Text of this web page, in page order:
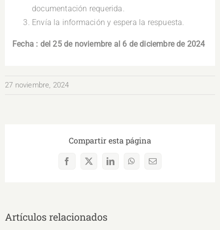
documentación requerida.
Envía la información y espera la respuesta.
Fecha : del 25 de noviembre al 6 de diciembre de 2024
27 noviembre, 2024
Compartir esta página
Facebook
X LinkedInWhatsAppCorreo
Artículos relacionados